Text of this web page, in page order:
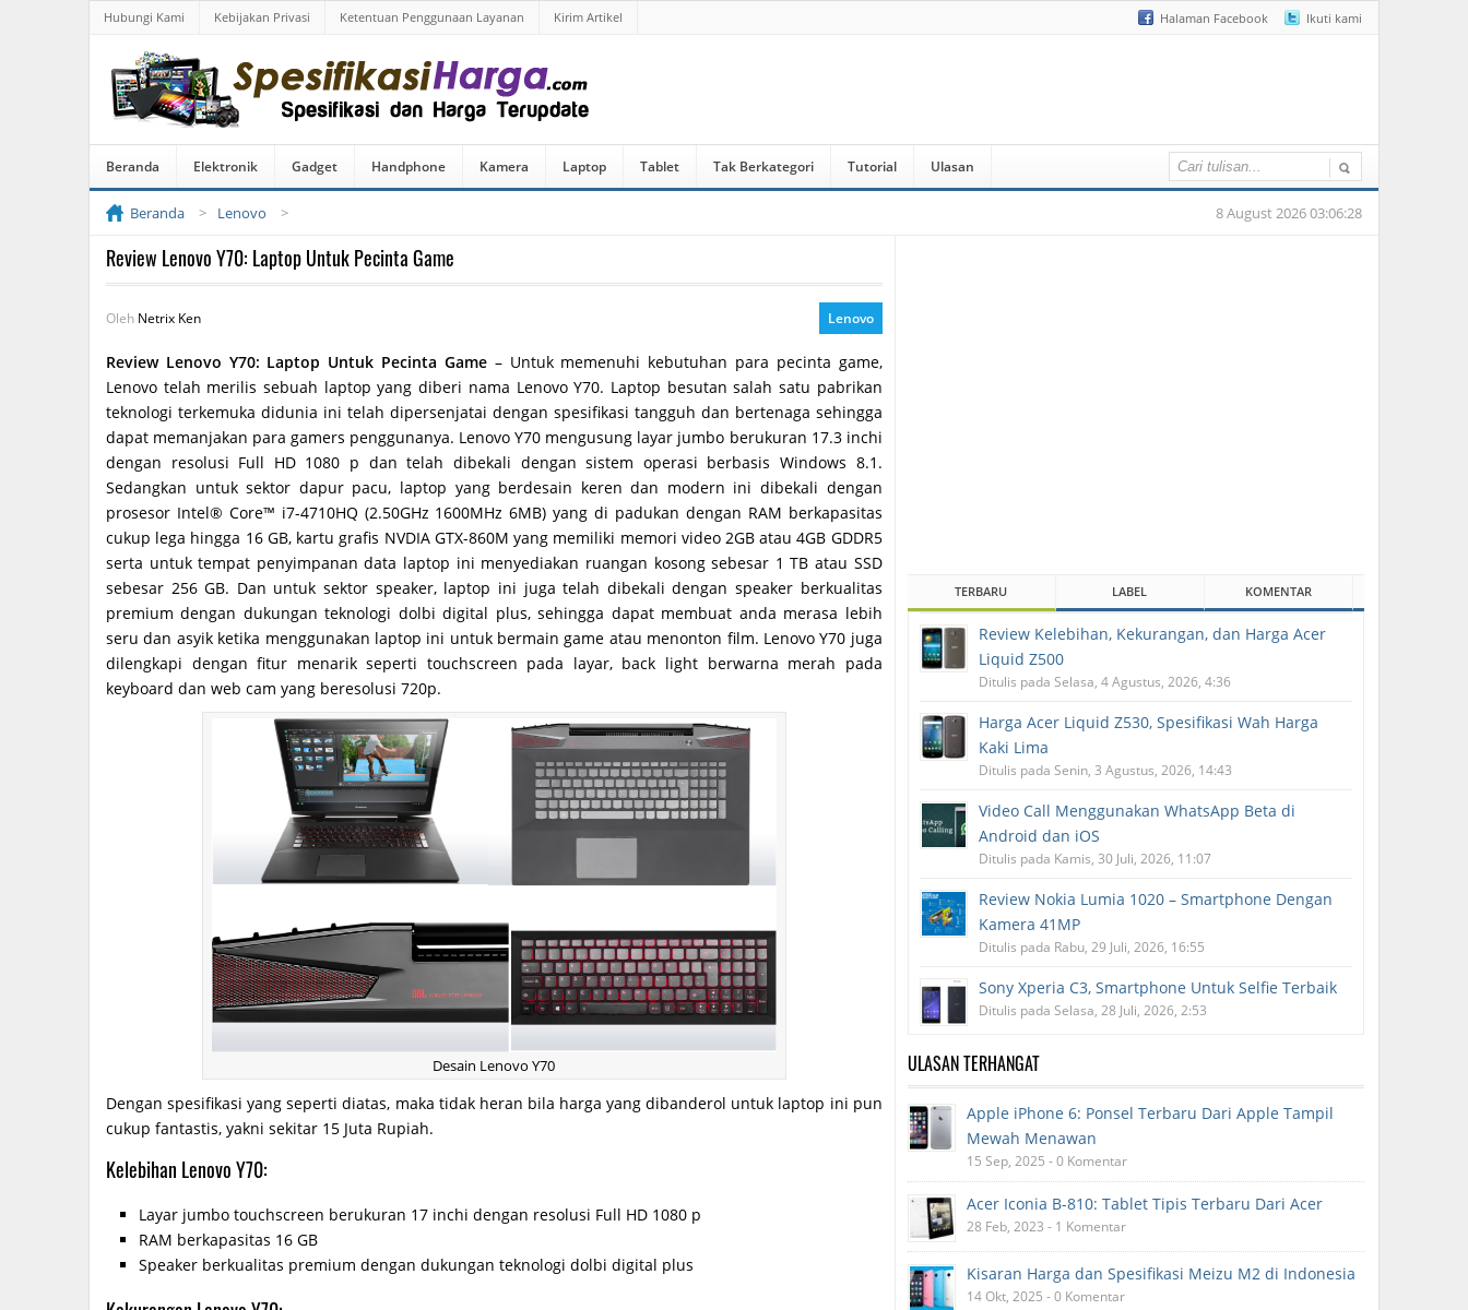
Halaman Facebook Ikuti kami
Hubungi Kami Kebijakan Privasi Ketentuan Penggunaan Layanan Kirim Artikel
Beranda Elektronik Gadget Handphone Kamera Laptop Tablet Tak Berkategori Tutorial Ulasan
Beranda Lenovo 8 August 2026 03:06:28
Review Lenovo Y70: Laptop Untuk Pecinta Game
Oleh Netrix Ken Lenovo
Review Lenovo Y70: Laptop Untuk Pecinta Game– Untuk memenuhi kebutuhan para pecinta game,
Lenovo telah merilis sebuah laptop yang diberi nama Lenovo Y70. Laptop besutan salah satu pabrikan
teknologi terkemuka didunia ini telah dipersenjatai dengan spesifikasi tangguh dan bertenaga sehingga
dapat memanjakan para gamers penggunanya. Lenovo Y70 mengusung layar jumbo berukuran 17.3 inchi
dengan resolusi Full HD 1080 p dan telah dibekali dengan sistem operasi berbasis Windows 8.1.
Sedangkan untuk sektor dapur pacu, laptop yang berdesain keren dan modern ini dibekali dengan
prosesor Intel® Core™ i7-4710HQ (2.50GHz 1600MHz 6MB) yang di padukan dengan RAM berkapasitas
cukup lega hingga 16 GB, kartu grafis NVDIA GTX-860M yang memiliki memori video 2GB atau 4GB GDDR5
serta untuk tempat penyimpanan data laptop ini menyediakan ruangan kosong sebesar 1 TB atau SSD
sebesar 256 GB. Dan untuk sektor speaker, laptop ini juga telah dibekali dengan speaker berkualitas
premium dengan dukungan teknologi dolbi digital plus, sehingga dapat membuat anda merasa lebih
seru dan asyik ketika menggunakan laptop ini untuk bermain game atau menonton film. Lenovo Y70 juga
dilengkapi dengan fitur menarik seperti touchscreen pada layar, back light berwarna merah pada
keyboard dan web cam yang beresolusi 720p.
Desain Lenovo Y70
Dengan spesifikasi yang seperti diatas, maka tidak heran bila harga yang dibanderol untuk laptop ini pun
cukup fantastis, yakni sekitar 15 Juta Rupiah.
Kelebihan Lenovo Y70:
Layar jumbo touchscreen berukuran 17 inchi dengan resolusi Full HD 1080 p
RAM berkapasitas 16 GB
Speaker berkualitas premium dengan dukungan teknologi dolbi digital plus
TERBARU LABEL KOMENTAR
Review Kelebihan, Kekurangan, dan Harga Acer
Liquid Z500
Ditulis pada Selasa, 4 Agustus, 2026, 4:36
Harga Acer Liquid Z530, Spesifikasi Wah Harga
Kaki Lima
Ditulis pada Senin, 3 Agustus, 2026, 14:43
Video Call Menggunakan WhatsApp Beta di
Android dan iOS
Ditulis pada Kamis, 30 Juli, 2026, 11:07
Review Nokia Lumia 1020 – Smartphone Dengan
Kamera 41MP
Ditulis pada Rabu, 29 Juli, 2026, 16:55
Sony Xperia C3, Smartphone Untuk Selfie Terbaik
Ditulis pada Selasa, 28 Juli, 2026, 2:53
ULASAN TERHANGAT
Apple iPhone 6: Ponsel Terbaru Dari Apple Tampil
Mewah Menawan
15 Sep, 2025 - 0 Komentar
Acer Iconia B-810: Tablet Tipis Terbaru Dari Acer
28 Feb, 2023 - 1 Komentar
Kisaran Harga dan Spesifikasi Meizu M2 di Indonesia
14 Okt, 2025 - 0 Komentar